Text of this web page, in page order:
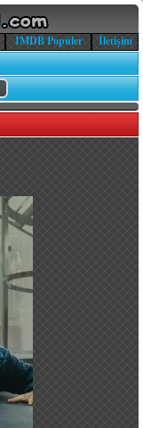
IMDB Popüler
İletişim